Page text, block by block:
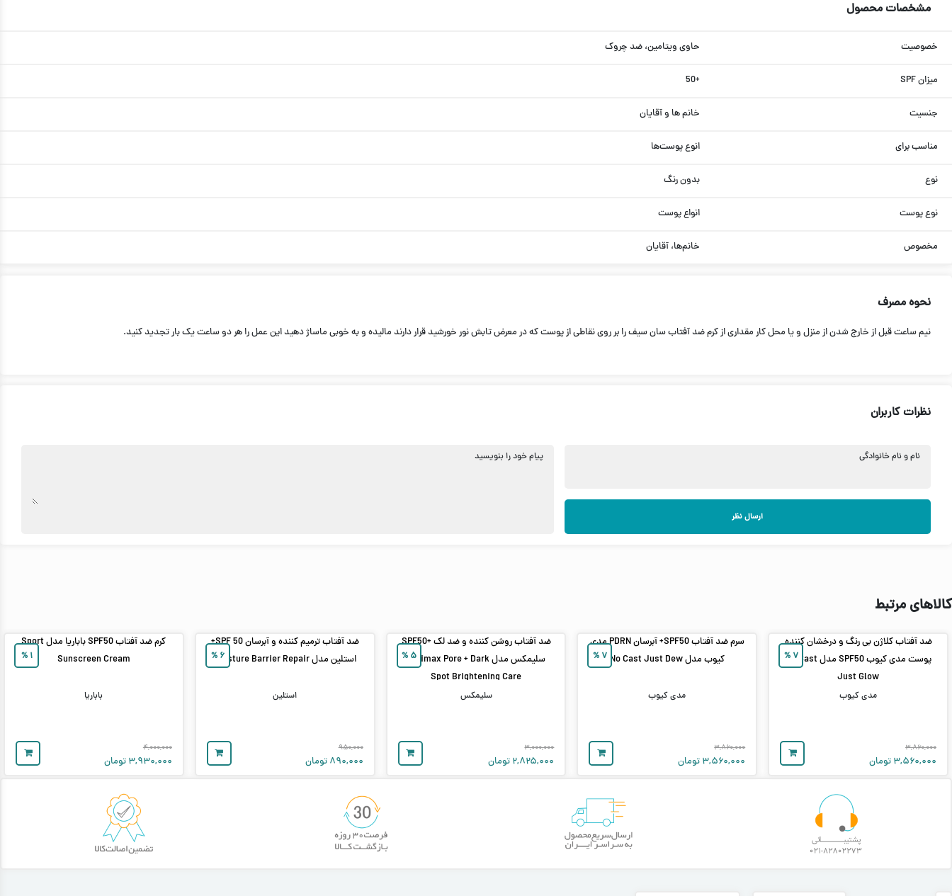
مشخصات محصول
خصوصیت حاوی ویتامین، ضد چروک
میزان SPF +50
جنسیت خانم ها و آقایان
مناسب برای انوع پوست‌ها
نوع بدون رنگ
نوع پوست انواع پوست
مخصوص خانم‌ها، آقایان
نحوه مصرف
نيم ساعت قبل از خارج شدن از منزل و يا محل كار مقداری از كرم ضد آفتاب سان سیف را بر روی نقاطی از پوست كه در معرض تابش نور خورشيد قرار دارند ماليده و به خوبی ماساژ دهيد اين عمل را هر دو ساعت يک بار تجديد كنيد.
نظرات کاربران
نام و نام خانوادگی
ارسال نظر
پیام خود را بنویسید
کالاهای مرتبط
۷ %
ضد آفتاب کلاژن بی‌ رنگ و درخشان‌ کننده
پوست مدی‌ کیوب SPF50 مدل No Cast
Just Glow
مدی کیوب
۳,۸۶۰,۰۰۰
۳,۵۶۰,۰۰۰ تومان
۷ %
سرم ضد آفتاب SPF50+ آبرسان PDRN مدی‌
کیوب مدل No Cast Just Dew
مدی کیوب
۳,۸۶۰,۰۰۰
۳,۵۶۰,۰۰۰ تومان
۵ %
ضد آفتاب روشن‌ کننده و ضد لک +SPF50
سلیمکس مدل Celimax Pore + Dark
Spot Brightening Care
سلیمکس
۳,۰۰۰,۰۰۰
۲,۸۲۵,۰۰۰ تومان
۶ %
ضد آفتاب ترمیم‌ کننده و آبرسان SPF 50+
استلین مدل Moisture Barrier Repair
استلین
۹۵۰,۰۰۰
۸۹۰,۰۰۰ تومان
۱ %
کرم ضد آفتاب SPF50 باباریا مدل Sport
Sunscreen Cream
باباریا
۴,۰۰۰,۰۰۰
۳,۹۳۰,۰۰۰ تومان